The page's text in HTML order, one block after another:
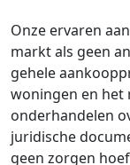
Onze ervaren
markt als geen
gehele
woningen en het
onderhandelen
juridische
geen zorgen